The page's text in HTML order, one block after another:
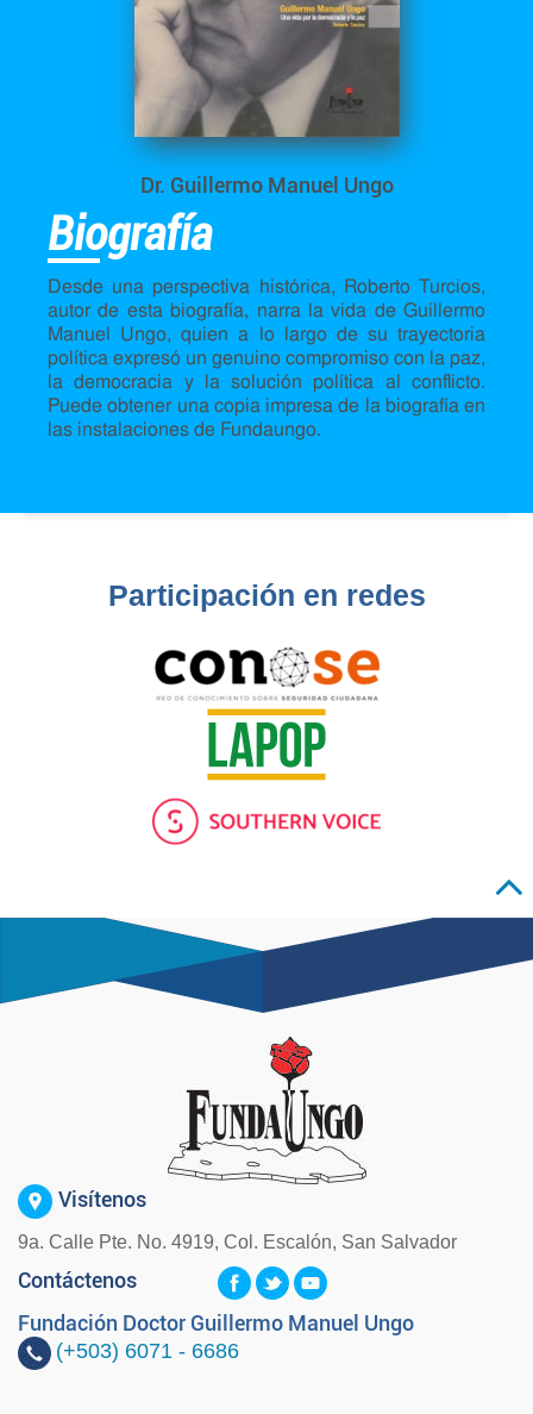
Dr. Guillermo Manuel Ungo
Biografía
Desde una perspectiva histórica, Roberto Turcios,
autor de esta biografía, narra la vida de Guillermo
Manuel Ungo, quien a lo largo de su trayectoria
política expresó un genuino compromiso con la paz,
la democracia y la solución política al conflicto.
Puede obtener una copia impresa de la biografía en
las instalaciones de Fundaungo.
Participación en redes
Visítenos
9a. Calle Pte. No. 4919, Col. Escalón, San Salvador
Contáctenos
Fundación Doctor Guillermo Manuel Ungo
(+503) 6071 - 6686